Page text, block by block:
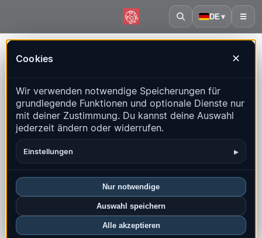
DE ▾ ☰
Cookies ✕
Wir verwenden notwendige Speicherungen für
grundlegende Funktionen und optionale Dienste nur
mit deiner Zustimmung. Du kannst deine Auswahl
jederzeit ändern oder widerrufen.
Einstellungen ▸
Nur notwendige
Auswahl speichern
Alle akzeptieren
QuakeMap24
Live-Karte, Statistiken und aktuelle Ereignisse
Historienkarte öffnen Neueste in diesem Land
Überblick Karte Aktuell Diagramme Top-Regionen
FAQ
Beben diesen Monat
8